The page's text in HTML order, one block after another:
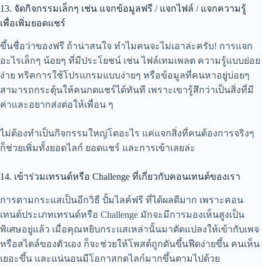
13. จัดกิจกรรมเล็กๆ เช่น แจกข้อมูลฟรี / แจกไฟล์ / แจกความรู้
เพื่อเพิ่มยอดแชร์
ขึ้นชื่อว่าของฟรี ถ้าน่าสนใจ ทำไมคนจะไม่เอาล่ะครับ! การแจก
อะไรเล็กๆ น้อยๆ ที่มีประโยชน์ เช่น ไฟล์เทมเพลต ความรู้แบบย่อย
ง่าย ทริคการใช้โปรแกรมแบบง่ายๆ หรือข้อมูลที่คนหาอยู่บ่อยๆ
สามารถกระตุ้นให้คนกดแชร์ได้ทันที เพราะเขารู้สึกว่าเป็นสิ่งที่มี
ค่าและอยากส่งต่อให้เพื่อน ๆ
ไม่ต้องทำเป็นกิจกรรมใหญ่โตอะไร แค่แจกสิ่งที่คนต้องการจริงๆ
ก็ช่วยเพิ่มทั้งยอดไลก์ ยอดแชร์ และการเข้าเลยล่ะ
14. เข้าร่วมเทรนด์หรือ Challenge ที่เกี่ยวกับคอนเทนต์ของเรา
การตามกระแสเป็นอีกวิธี ปั้มไลค์ฟรี ที่ได้ผลดีมาก เพราะคอน
เทนต์ประเภทเทรนด์หรือ Challenge มักจะมีการมองเห็นสูงเป็น
พิเศษอยู่แล้ว เมื่อคุณหยิบกระแสเหล่านั้นมาดัดแปลงให้เข้ากับเพจ
หรือสไตล์ของตัวเอง ก็จะช่วยให้โพสต์ถูกดันขึ้นฟีดง่ายขึ้น คนเห็น
เยอะขึ้น และแน่นอนมีโอกาสกดไลก์มากขึ้นตามไปด้วย